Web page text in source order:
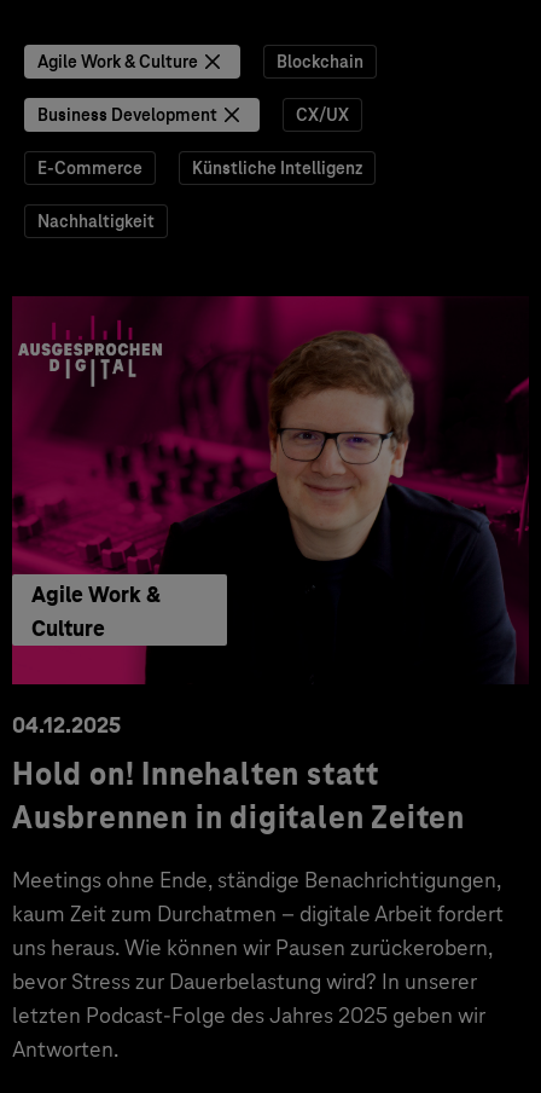
Agile Work & Culture Blockchain
Business Development CX/UX
E-Commerce Künstliche Intelligenz
Nachhaltigkeit
Agile Work &
Culture
04.12.2025
Hold on! Innehalten statt
Ausbrennen in digitalen Zeiten
Meetings ohne Ende, ständige Benachrichtigungen,
kaum Zeit zum Durchatmen – digitale Arbeit fordert
uns heraus. Wie können wir Pausen zurückerobern,
bevor Stress zur Dauerbelastung wird? In unserer
letzten Podcast-Folge des Jahres 2025 geben wir
Antworten.